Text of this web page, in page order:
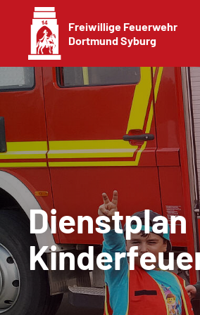
Freiwillige Feuerwehr
Dortmund Syburg
Dienstplan